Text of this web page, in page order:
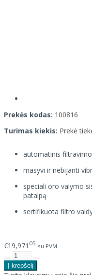
Prekės kodas: 100816
Turimas kiekis: Prekė
automatinis
masyvi ir nebijanti
speciali oro valymo
patalpą
sertifikuota filtro
€19,971 05 su PVM